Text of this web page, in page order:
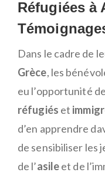
Réfugiées à
Dans le cadre de
Grèce, les
eu l’opportunité
réfugiés et
d’en apprendre
de sensibiliser les
de l’asileet de